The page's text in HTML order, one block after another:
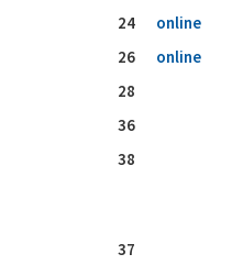
24
online
26
online
28
36
38
37